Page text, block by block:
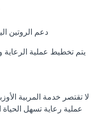
دعم الروتين
يتم تخطيط عملية الرعاية
لا تقتصر خدمة المربية
عملية رعاية تسهل الحياة